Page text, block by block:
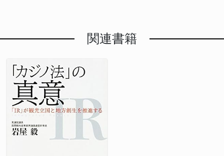
関連書籍